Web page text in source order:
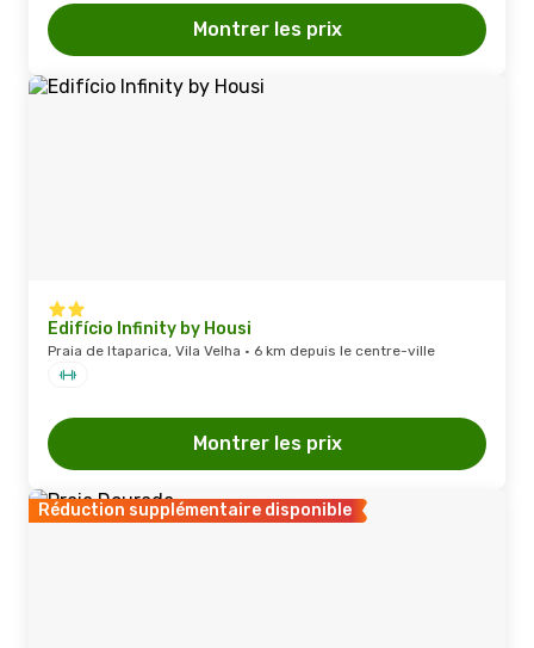
Montrer les prix
Edifício Infinity by Housi
Praia de Itaparica, Vila Velha · 6 km depuis le centre-ville
Montrer les prix
Réduction supplémentaire disponible